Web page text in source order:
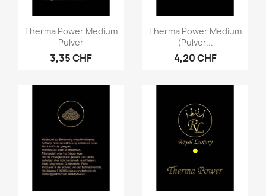
Vorschau
Therma Power Medium
Pulver
3,35 CHF
Vorschau
Therma Power Medium
(Pulver...
4,20 CHF